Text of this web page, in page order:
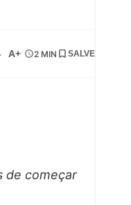
A+ 2 MIN SALVE
de começar